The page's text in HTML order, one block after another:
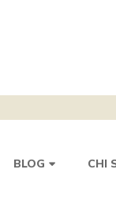
BLOG CHI